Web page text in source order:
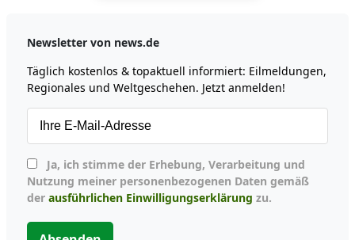
Newsletter von news.de
Täglich kostenlos & topaktuell informiert: Eilmeldungen,
Regionales und Weltgeschehen. Jetzt anmelden!
Nutzung meiner personenbezogenen Daten gemäß
der ausführlichen Einwilligungserklärung zu.